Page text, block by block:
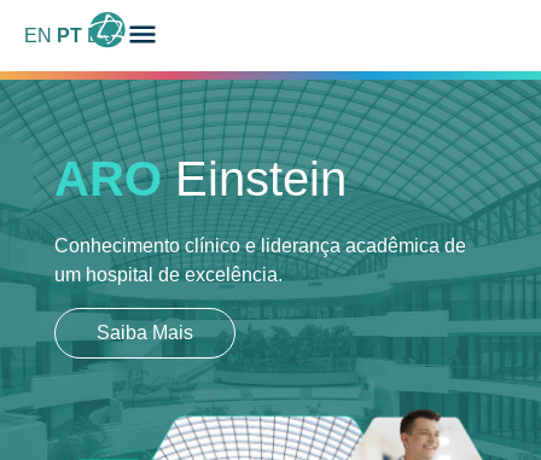
EN PT ES
ARO Einstein
Conhecimento clínico e liderança acadêmica de
um hospital de excelência.
Saiba Mais